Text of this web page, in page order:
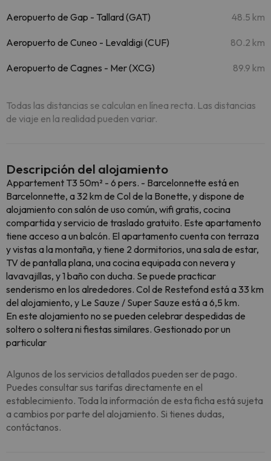
Aeropuerto de Gap - Tallard (GAT) 48.5 km
Aeropuerto de Cuneo - Levaldigi (CUF) 80.2 km
Aeropuerto de Cagnes - Mer (XCG) 89.9 km
Todas las distancias se calculan en línea recta. Las distancias
de viaje en la realidad pueden variar.
Descripción del alojamiento
Appartement T3 50m² - 6 pers. - Barcelonnette está en
Barcelonnette, a 32 km de Col de la Bonette, y dispone de
alojamiento con salón de uso común, wifi gratis, cocina
compartida y servicio de traslado gratuito. Este apartamento
tiene acceso a un balcón. El apartamento cuenta con terraza
y vistas a la montaña, y tiene 2 dormitorios, una sala de estar,
TV de pantalla plana, una cocina equipada con nevera y
lavavajillas, y 1 baño con ducha. Se puede practicar
senderismo en los alrededores. Col de Restefond está a 33 km
del alojamiento, y Le Sauze / Super Sauze está a 6,5 km.
En este alojamiento no se pueden celebrar despedidas de
soltero o soltera ni fiestas similares. Gestionado por un
particular
Algunos de los servicios detallados pueden ser de pago.
Puedes consultar sus tarifas directamente en el
establecimiento. Toda la información de esta ficha está sujeta
a cambios por parte del alojamiento. Si tienes dudas,
contáctanos.